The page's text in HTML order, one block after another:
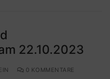
22.10.2023
0 KOMMENTARE